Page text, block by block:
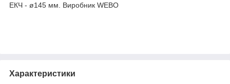
ЕКЧ - ø145 мм. Виробник WEBO
Характеристики